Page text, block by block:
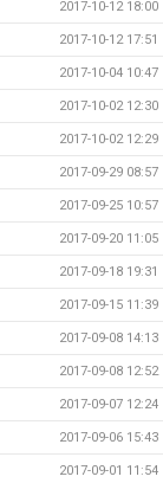
2017-10-12 18:00
2017-10-12 17:51
2017-10-04 10:47
2017-10-02 12:30
2017-10-02 12:29
2017-09-29 08:57
2017-09-25 10:57
2017-09-20 11:05
2017-09-18 19:31
2017-09-15 11:39
2017-09-08 14:13
2017-09-08 12:52
2017-09-07 12:24
2017-09-06 15:43
2017-09-01 11:54